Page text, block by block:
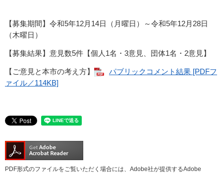
【募集期間】令和5年12月14日（月曜日）～令和5年12月28日
（木曜日）
【募集結果】意見数5件【個人1名・3意見、団体1名・2意見】
【ご意見と本市の考え方】
パブリックコメント結果 [PDFフ
ァイル／114KB]
PDF形式のファイルをご覧いただく場合には、Adobe社が提供するAdobe